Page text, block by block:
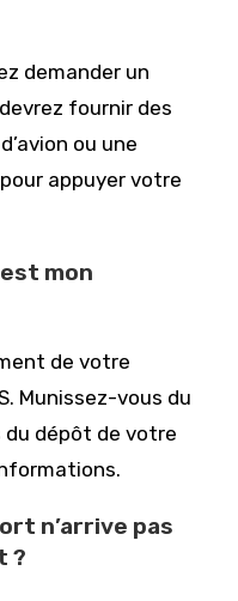
demander un
fournir des
ou une
appuyer votre
mon
de votre
Munissez-vous du
du dépôt de votre
n’arrive pas
?